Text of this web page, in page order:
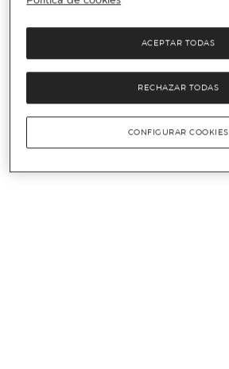
RECHAZAR TODAS
ACEPTAR TODAS
CONFIGURAR COOKIES